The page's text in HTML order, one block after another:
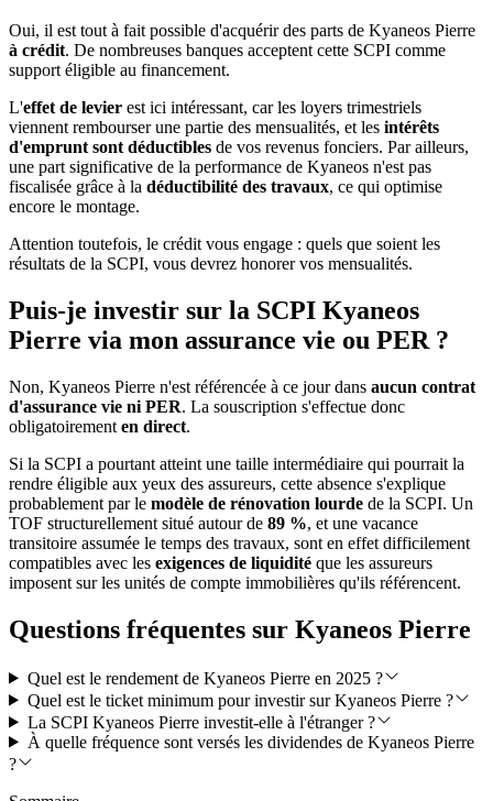
Oui, il est tout à fait possible d'acquérir des parts de Kyaneos Pierre
à crédit. De nombreuses banques acceptent cette SCPI comme
support éligible au financement.
L'effet de levier est ici intéressant, car les loyers trimestriels
viennent rembourser une partie des mensualités, et les intérêts
d'emprunt sont déductibles de vos revenus fonciers. Par ailleurs,
une part significative de la performance de Kyaneos n'est pas
fiscalisée grâce à la déductibilité des travaux, ce qui optimise
encore le montage.
Attention toutefois, le crédit vous engage : quels que soient les
résultats de la SCPI, vous devrez honorer vos mensualités.
Puis-je investir sur la SCPI Kyaneos
Pierre via mon assurance vie ou PER ?
Non, Kyaneos Pierre n'est référencée à ce jour dans aucun contrat
d'assurance vie ni PER. La souscription s'effectue donc
obligatoirement en direct.
Si la SCPI a pourtant atteint une taille intermédiaire qui pourrait la
rendre éligible aux yeux des assureurs, cette absence s'explique
probablement par le modèle de rénovation lourde de la SCPI. Un
TOF structurellement situé autour de 89 %, et une vacance
transitoire assumée le temps des travaux, sont en effet difficilement
compatibles avec les exigences de liquidité que les assureurs
imposent sur les unités de compte immobilières qu'ils référencent.
Questions fréquentes sur Kyaneos Pierre
Quel est le rendement de Kyaneos Pierre en 2025 ?
Quel est le ticket minimum pour investir sur Kyaneos Pierre ?
La SCPI Kyaneos Pierre investit-elle à l'étranger ?
À quelle fréquence sont versés les dividendes de Kyaneos Pierre
?